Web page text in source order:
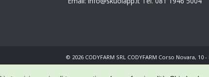
© 2026 CODYFARM SRL CODYFARM Corso Novara, 10
Privacy Policy